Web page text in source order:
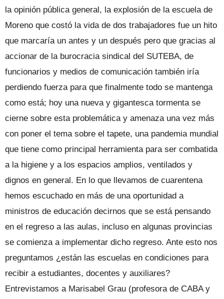
la opinión pública general, la explosión de la escuela de
Moreno que costó la vida de dos trabajadores fue un hito
que marcaría un antes y un después pero que gracias al
accionar de la burocracia sindical del SUTEBA, de
funcionarios y medios de comunicación también iría
perdiendo fuerza para que finalmente todo se mantenga
como está; hoy una nueva y gigantesca tormenta se
cierne sobre esta problemática y amenaza una vez más
con poner el tema sobre el tapete, una pandemia mundial
que tiene como principal herramienta para ser combatida
a la higiene y a los espacios amplios, ventilados y
dignos en general. En lo que llevamos de cuarentena
hemos escuchado en más de una oportunidad a
ministros de educación decirnos que se está pensando
en el regreso a las aulas, incluso en algunas provincias
se comienza a implementar dicho regreso. Ante esto nos
preguntamos ¿están las escuelas en condiciones para
recibir a estudiantes, docentes y auxiliares?
Entrevistamos a Marisabel Grau (profesora de CABA y